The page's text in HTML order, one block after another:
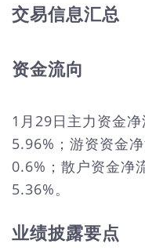
交易信息汇总
资金流向
1月29日主力资金
5.96%；游资资金
0.6%；散户资金净
5.36%。
业绩披露要点